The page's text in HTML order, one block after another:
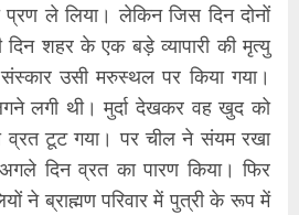
ले लिया। लेकिन जिस दिन दोनों
शहर के एक बड़े व्यापारी की मृत्यु
उसी मरुस्थल पर किया गया।
लगी थी। मुर्दा देखकर वह खुद को
टूट गया। पर चील ने संयम रखा
दिन व्रत का पारण किया। फिर
ने ब्राह्मण परिवार में पुत्री के रूप में